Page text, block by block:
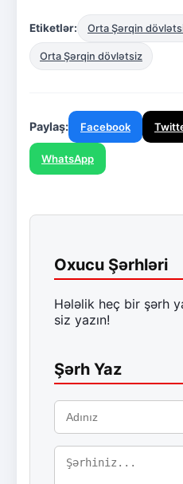
Etiketlər: Orta Şərqin
Orta Şərqin dövlətsiz
Paylaş: Facebook
WhatsApp
Oxucu Şərhləri
Hələlik heç bir şərh
siz yazın!
Şərh Yaz